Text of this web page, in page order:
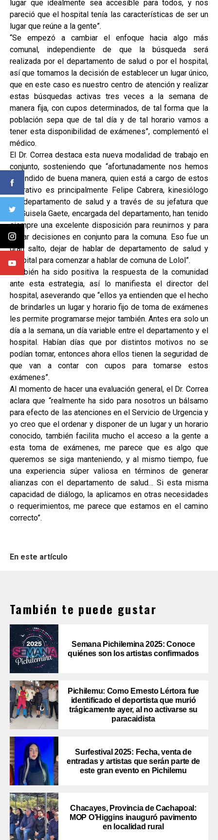
lugar que idealmente sea accesible para todos, y nos
pareció que el hospital tenía las características de ser un
lugar que reúne a la gente”.
“Se empezó a cambiar el enfoque hacia algo más
comunal, independiente de que la búsqueda será
realizada por el departamento de salud o por el hospital,
así que tomamos la decisión de establecer un lugar único,
que en este caso es nuestro centro de atención y realizar
estas búsquedas activas tres veces a la semana de
manera fija, con cupos determinados, de tal forma que la
población sepa que de tal día y de tal horario vamos a
tener esta disponibilidad de exámenes”, complementó el
médico.
El Dr. Correa destaca esta nueva modalidad de trabajo en
conjunto, sosteniendo que “afortunadamente nos hemos
entendido de buena manera, quien está a cargo de estos
operativo es principalmente Felipe Cabrera, kinesiólogo
del departamento de salud y a través de su jefatura que
es Guisela Gaete, encargada del departamento, han tenido
siempre una excelente disposición para reunirnos y para
tomar decisiones en conjunto para la comuna. Eso fue un
gran salto, dejar de hablar de departamento de salud y
hospital para comenzar a hablar de comuna de Lolol”.
También ha sido positiva la respuesta de la comunidad
ante esta estrategia, así lo manifiesta el director del
hospital, aseverando que “ellos ya entienden que el hecho
de brindarles un lugar y horario fijo de toma de exámenes
les permite programarse mejor también. Antes era solo un
día a la semana, un día variable entre el departamento y el
hospital. Habían días que por distintos motivos no se
podían tomar, entonces ahora ellos tienen la seguridad de
que van a contar con cupos para tomarse estos
exámenes”.
Al momento de hacer una evaluación general, el Dr. Correa
aclara que “realmente ha sido para nosotros un bálsamo
para efecto de las atenciones en el Servicio de Urgencia y
yo creo que el ordenar y disponer de un lugar y un horario
conocido, también facilita mucho el acceso a la gente a
esta toma de exámenes, me parece que es algo que
queremos se siga manteniendo, y al mismo tiempo, fue
una experiencia súper valiosa en términos de generar
alianzas con el departamento de salud… Si esta misma
capacidad de diálogo, la aplicamos en otras necesidades
o requerimientos, me parece que estamos en el camino
correcto”.
En este artículo
También te puede gustar
Semana Pichilemina 2025: Conoce
quiénes son los artistas confirmados
Pichilemu: Como Ernesto Lértora fue
identificado el deportista que murió
trágicamente ayer, al no activarse su
paracaidista
Surfestival 2025: Fecha, venta de
entradas y artistas que serán parte de
este gran evento en Pichilemu
Chacayes, Provincia de Cachapoal:
MOP O’Higgins inauguró pavimento
en localidad rural